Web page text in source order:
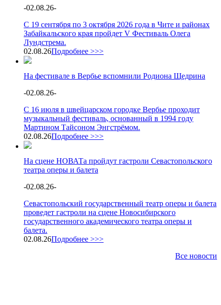
-02.08.26-
С 19 сентября по 3 октября 2026 года в Чите и районах
Забайкальского края пройдет V Фестиваль Олега
Лундстрема.
02.08.26Подробнее >>>
На фестивале в Вербье вспомнили Родиона Щедрина
-02.08.26-
С 16 июля в швейцарском городке Вербье проходит
музыкальный фестиваль, основанный в 1994 году
Мартином Тайсоном Энгстрёмом.
02.08.26Подробнее >>>
На сцене НОВАТа пройдут гастроли Севастопольского
театра оперы и балета
-02.08.26-
Севастопольский государственный театр оперы и балета
проведет гастроли на сцене Новосибирского
государственного академического театра оперы и
балета.
02.08.26Подробнее >>>
Все новости